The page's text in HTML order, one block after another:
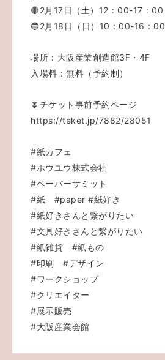
🔴2月17日（土）12：00-17：00
🔵2月18日（日）10：00-16：00
場所：大阪産業創造館3F・4F
入場料：無料（予約制）
⏬チケット事前予約ページ
https://teket.jp/7882/28051
#紙カフェ
#ホウユウ株式会社
#ペーパーサミット
#紙
#paper #紙好き
#紙好きさんと繋がりたい
#文具好きさんと繋がりたい
#紙雑貨
#紙もの
#印刷
#デザイン
#ワークショップ
#クリエイター
#展示販売
#大阪産業会館